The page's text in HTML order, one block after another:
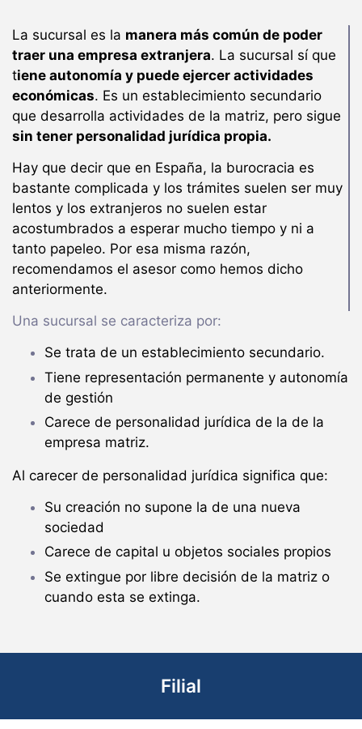
La sucursal es la manera más común de poder
traer una empresa extranjera. La sucursal sí que
tiene autonomía y puede ejercer actividades
económicas. Es un establecimiento secundario
que desarrolla actividades de la matriz, pero sigue
sin tener personalidad jurídica propia.
Hay que decir que en España, la burocracia es
bastante complicada y los trámites suelen ser muy
lentos y los extranjeros no suelen estar
acostumbrados a esperar mucho tiempo y ni a
tanto papeleo. Por esa misma razón,
recomendamos el asesor como hemos dicho
anteriormente.
Una sucursal se caracteriza por:
Se trata de un establecimiento secundario.
Tiene representación permanente y autonomía
de gestión
Carece de personalidad jurídica de la de la
empresa matriz.
Al carecer de personalidad jurídica significa que:
Su creación no supone la de una nueva
sociedad
Carece de capital u objetos sociales propios
Se extingue por libre decisión de la matriz o
cuando esta se extinga.
Filial